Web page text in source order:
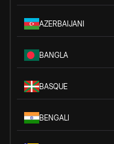
AZERBAIJANI
BANGLA
BASQUE
BENGALI